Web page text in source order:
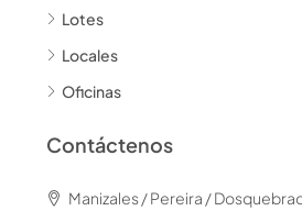
Lotes
Locales
Oficinas
Contáctenos
Manizales / Pereira /